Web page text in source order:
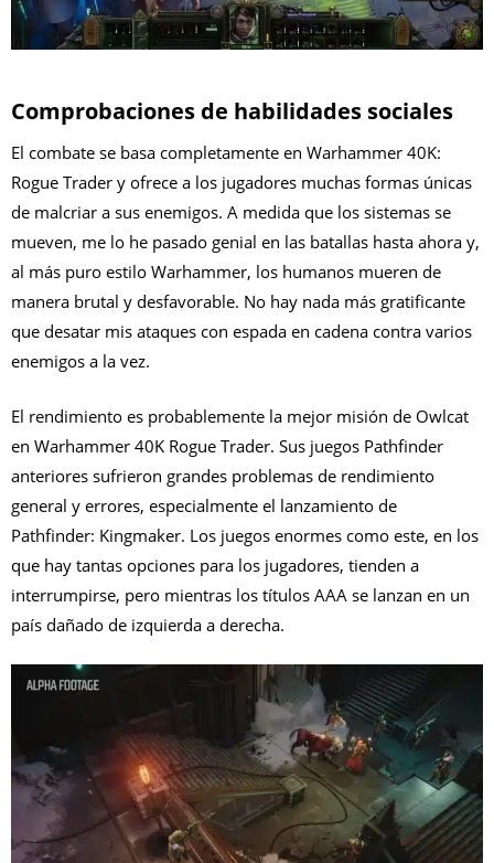
Comprobaciones de habilidades sociales
El combate se basa completamente en Warhammer 40K:
Rogue Trader y ofrece a los jugadores muchas formas únicas
de malcriar a sus enemigos. A medida que los sistemas se
mueven, me lo he pasado genial en las batallas hasta ahora y,
al más puro estilo Warhammer, los humanos mueren de
manera brutal y desfavorable. No hay nada más gratificante
que desatar mis ataques con espada en cadena contra varios
enemigos a la vez.
El rendimiento es probablemente la mejor misión de Owlcat
en Warhammer 40K Rogue Trader. Sus juegos Pathfinder
anteriores sufrieron grandes problemas de rendimiento
general y errores, especialmente el lanzamiento de
Pathfinder: Kingmaker. Los juegos enormes como este, en los
que hay tantas opciones para los jugadores, tienden a
interrumpirse, pero mientras los títulos AAA se lanzan en un
país dañado de izquierda a derecha.